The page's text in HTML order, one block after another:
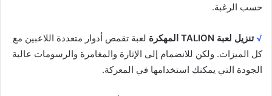
حسب الرغبة.
√ تنزيل لعبة TALION المهكرة
لعبة تقمص أدوار متعددة اللاعبين مع
كل الميزات. ولكن للانضمام إلى الإثارة والمغامرة والرسومات عالية
الجودة التي يمكنك استخدامها في المعركة.